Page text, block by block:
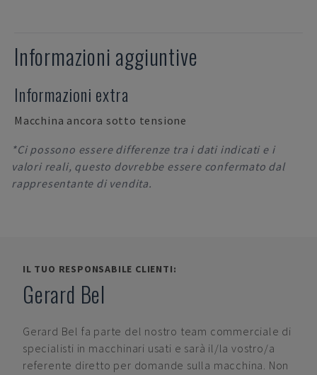
Informazioni aggiuntive
Informazioni extra
Macchina ancora sotto tensione
*Ci possono essere differenze tra i dati indicati e i
valori reali, questo dovrebbe essere confermato dal
rappresentante di vendita.
IL TUO RESPONSABILE CLIENTI:
Gerard Bel
Gerard Bel fa parte del nostro team commerciale di
specialisti in macchinari usati e sarà il/la vostro/a
referente diretto per domande sulla macchina. Non